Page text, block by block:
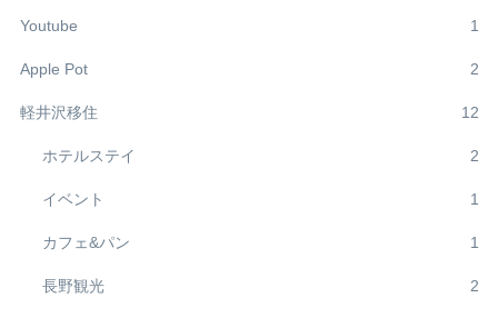
Youtube 1
Apple Pot 2
軽井沢移住 12
ホテルステイ 2
イベント 1
カフェ&パン 1
長野観光 2